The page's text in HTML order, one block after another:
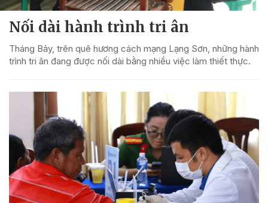
Nối dài hành trình tri ân
Tháng Bảy, trên quê hương cách mạng Lạng Sơn, những hành
trình tri ân đang được nối dài bằng nhiều việc làm thiết thực.